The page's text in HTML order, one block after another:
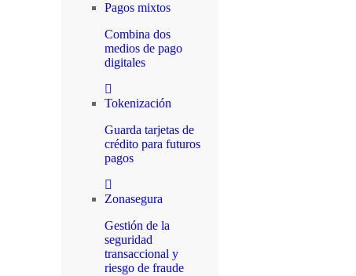
Pagos mixtos
Combina dos
medios de pago
digitales
Tokenización
Guarda tarjetas de
crédito para futuros
pagos
Zonasegura
Gestión de la
seguridad
transaccional y
riesgo de fraude